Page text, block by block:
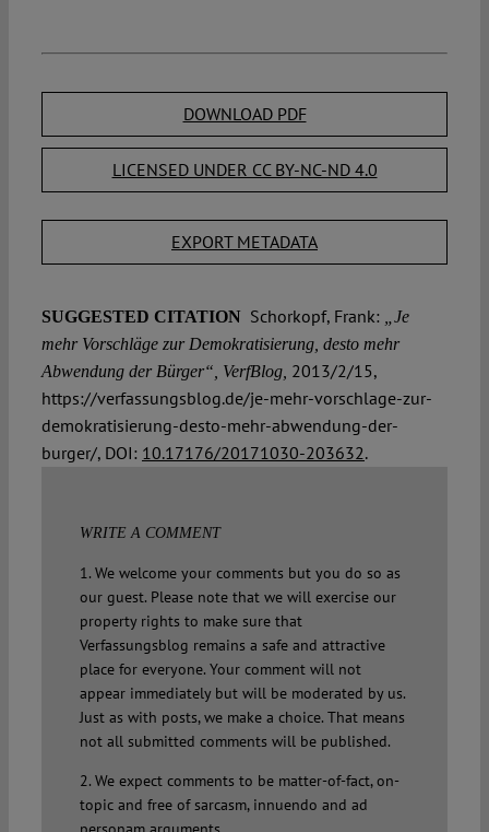
DOWNLOAD PDF
LICENSED UNDER CC BY-NC-ND 4.0
EXPORT METADATA
SUGGESTED CITATION Schorkopf, Frank: „Je
mehr Vorschläge zur Demokratisierung, desto mehr
Abwendung der Bürger“, VerfBlog, 2013/2/15,
https://verfassungsblog.de/je-mehr-vorschlage-zur-
demokratisierung-desto-mehr-abwendung-der-
burger/, DOI: 10.17176/20171030-203632.
WRITE A COMMENT
1. We welcome your comments but you do so as
our guest. Please note that we will exercise our
property rights to make sure that
Verfassungsblog remains a safe and attractive
place for everyone. Your comment will not
appear immediately but will be moderated by us.
Just as with posts, we make a choice. That means
not all submitted comments will be published.
2. We expect comments to be matter-of-fact, on-
topic and free of sarcasm, innuendo and ad